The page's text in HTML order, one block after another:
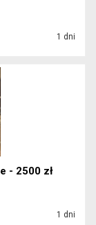
1 dni
- 2500 zł
1 dni